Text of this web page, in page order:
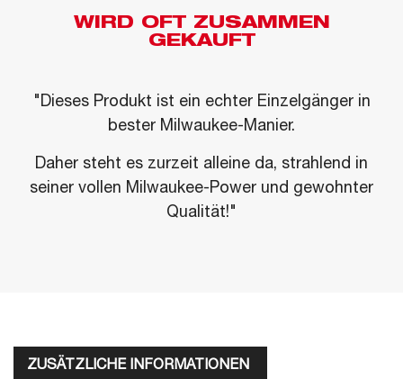
WIRD OFT ZUSAMMEN
GEKAUFT
"Dieses Produkt ist ein echter Einzelgänger in
bester Milwaukee-Manier.
Daher steht es zurzeit alleine da, strahlend in
seiner vollen Milwaukee-Power und gewohnter
Qualität!"
ZUSÄTZLICHE INFORMATIONEN